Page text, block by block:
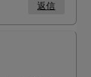
返信